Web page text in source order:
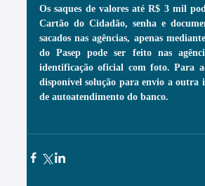
Os saques de valores até R$ 3 mil
Cartão do Cidadão, senha e
sacados nas agências, apenas
do Pasep pode ser feito nas
identificação oficial com foto. Para
disponível solução para envio a outra
de autoatendimento do banco.